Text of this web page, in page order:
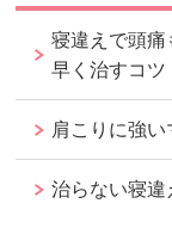
寝違えで頭痛
早く治すコツ
肩こりに強い
治らない寝違